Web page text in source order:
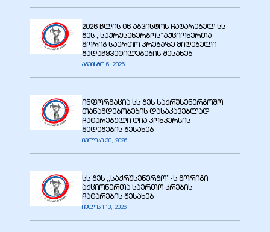
2026 წლის 06 აგვისტოს ჩატარებულ სს
გეს ,,საქრუსენერგოს”აქციონერთა
მორიგ საერთო კრებაზე მიღებული
გადაწყვეტილებების შესახებ
აგვისტო 6, 2026
ინფორმაცია სს გეს საქრუსენერგოშო
თანამდებობების დასაკავებლად
ჩატარებული ღია კონკურსის
შედეგების შესახებ
ივლისი 30, 2026
სს გეს ,,საქრუსენერგო’’-ს მორიგი
აქციონერთა საერთო კრების
ჩატარების შესახებ
ივლისი 13, 2026